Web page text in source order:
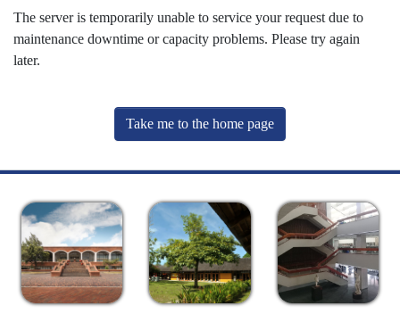
The server is temporarily unable to service your request due to
maintenance downtime or capacity problems. Please try again
later.
Take me to the home page